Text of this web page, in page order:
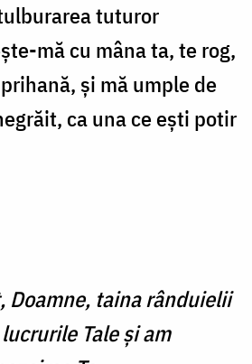
tuturor
mă cu mâna ta, te rog,
și mă umple de
ca una ce ești potir
Doamne, taina rânduielii
Tale și am